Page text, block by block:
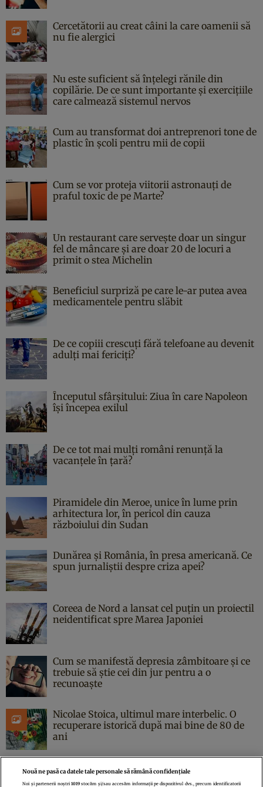
Cercetătorii au creat câini la care oamenii să
nu fie alergici
Nu este suficient să înțelegi rănile din
copilărie. De ce sunt importante și exercițiile
care calmează sistemul nervos
Cum au transformat doi antreprenori tone de
plastic în școli pentru mii de copii
Cum se vor proteja viitorii astronauți de
praful toxic de pe Marte?
Un restaurant care servește doar un singur
fel de mâncare și are doar 20 de locuri a
primit o stea Michelin
Beneficiul surpriză pe care le-ar putea avea
medicamentele pentru slăbit
De ce copiii crescuți fără telefoane au devenit
adulți mai fericiți?
Începutul sfârşitului: Ziua în care Napoleon
îşi începea exilul
De ce tot mai mulți români renunță la
vacanțele în țară?
Piramidele din Meroe, unice în lume prin
arhitectura lor, în pericol din cauza
războiului din Sudan
Dunărea și România, în presa americană. Ce
spun jurnaliștii despre criza apei?
Coreea de Nord a lansat cel puțin un proiectil
neidentificat spre Marea Japoniei
Cum se manifestă depresia zâmbitoare și ce
trebuie să știe cei din jur pentru a o
recunoaște
Nicolae Stoica, ultimul mare interbelic. O
recuperare istorică după mai bine de 80 de
ani
Nouă ne pasă ca datele tale personale să rămână confidențiale
Noi și partenerii noștri1019 stocăm și/sau accesăm informații pe dispozitivul dvs., precum identificatorii